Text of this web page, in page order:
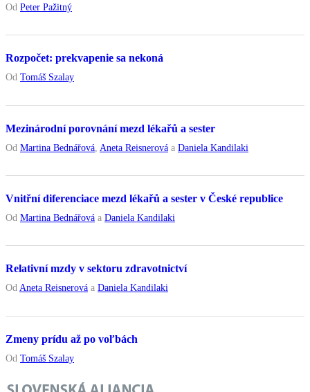
Od Peter Pažitný
Rozpočet: prekvapenie sa nekoná
Od Tomáš Szalay
Mezinárodní porovnání mezd lékařů a sester
Od Martina Bednářová Aneta Reisnerová a Daniela Kandilaki
Vnitřní diferenciace mezd lékařů a sester v České republice
Od Martina Bednářová a Daniela Kandilaki
Relativní mzdy v sektoru zdravotnictví
OdAneta Reisnerová a Daniela Kandilaki
Zmeny prídu až po voľbách
Od Tomáš Szalay